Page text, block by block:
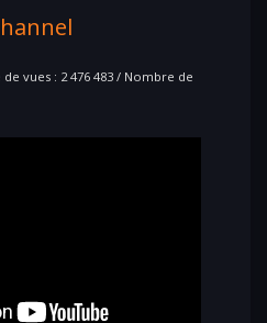
vues : 2 476 483 / Nombre de